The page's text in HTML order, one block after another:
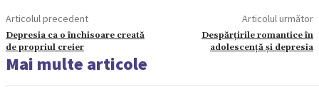
Articolul precedent
Depresia ca o închisoare creată
de propriul creier
Articolul următor
Despărțirile romantice în
adolescență și depresia
Mai multe articole